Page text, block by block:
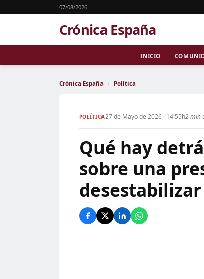
07/08/2026
Crónica España
INICIO
Crónica España › Política
POLÍTICA27 de Mayo de 2026 · 14:55h2 min
Qué hay
sobre una
desestabilizar